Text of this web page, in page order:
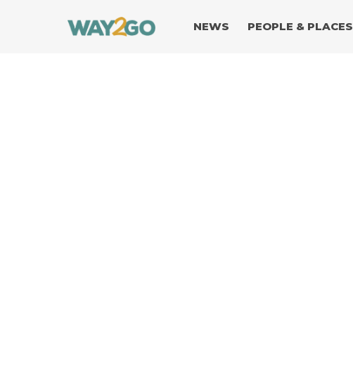
NEWS PEOPLE & PLACES